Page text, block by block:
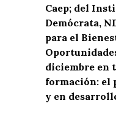
Caep; del
Demócrata,
para el
diciembre en
formación: el
y en